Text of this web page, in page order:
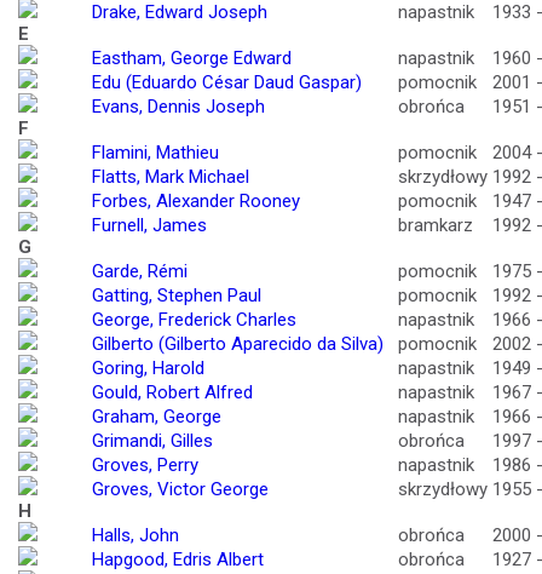
Drake, Edward Joseph
napastnik
1933
E
Eastham, George Edward
napastnik
1960
Edu (Eduardo César Daud Gaspar)
pomocnik
2001
Evans, Dennis Joseph
obrońca
1951
F
Flamini, Mathieu
pomocnik
2004
Flatts, Mark Michael
skrzydłowy 1992
Forbes, Alexander Rooney
pomocnik
1947
Furnell, James
bramkarz
1992
G
Garde, Rémi
pomocnik
1975
Gatting, Stephen Paul
pomocnik
1992
George, Frederick Charles
napastnik
1966
Gilberto (Gilberto Aparecido da Silva)
pomocnik
2002
Goring, Harold
napastnik
1949
Gould, Robert Alfred
napastnik
1967
Graham, George
napastnik
1966
Grimandi, Gilles
obrońca
1997
Groves, Perry
napastnik
1986
Groves, Victor George
skrzydłowy 1955
H
Halls, John
obrońca
2000
Hapgood, Edris Albert
obrońca
1927